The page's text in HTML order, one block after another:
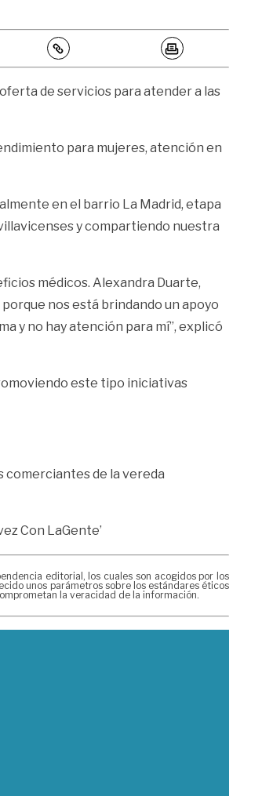
de servicios para atender a las
para mujeres, atención en
en el barrio La Madrid, etapa
y compartiendo nuestra
médicos. Alexandra Duarte,
nos está brindando un apoyo
y no hay atención para mí”, explicó
este tipo iniciativas
comerciantes de la vereda
Con LaGente’
editorial, los cuales son acogidos por los
unos parámetros sobre los estándares éticos
la veracidad de la información.